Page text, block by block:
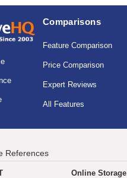
Comparisons
Feature Comparison
Price Comparison
Expert Reviews
All Features
References
Online Storage